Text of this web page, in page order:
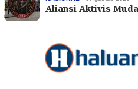
Aliansi Aktivis